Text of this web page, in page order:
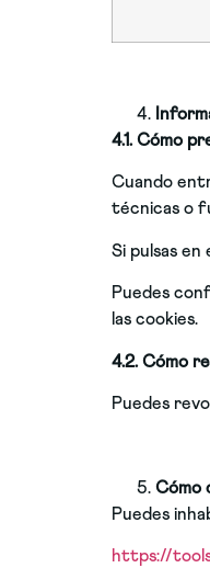
4.1. Cómo
Cuando
técnicas o
Si pulsas
Puedes
las cookies.
4.2. Cómo
Puedes
Cómo
Puedes
https://